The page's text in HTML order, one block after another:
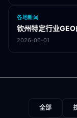
各地新闻
钦州特定行业
2026-06-01
全部